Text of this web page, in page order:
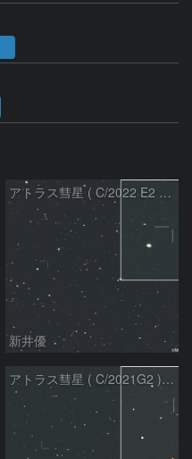
アトラス彗星 ( C/2022 E2 )：2026/07/27
新井優
アトラス彗星 ( C/2021G2 )：2026/07/09